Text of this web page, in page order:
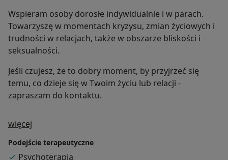
Wspieram osoby dorosłe indywidualnie i w parach.
Towarzyszę w momentach kryzysu, zmian życiowych i
trudności w relacjach, także w obszarze bliskości i
seksualności.
Jeśli czujesz, że to dobry moment, by przyjrzeć się
temu, co dzieje się w Twoim życiu lub relacji -
zapraszam do kontaktu.
więcej
Podejście terapeutyczne
Psychoterapia